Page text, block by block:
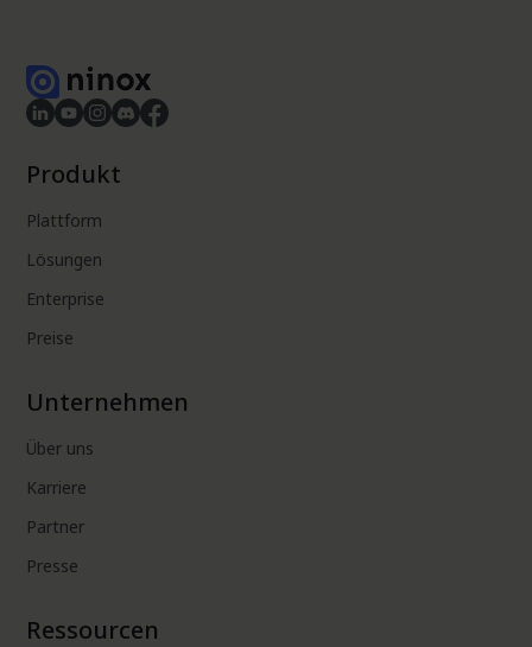
Produkt
Plattform
Lösungen
Enterprise
Preise
Unternehmen
Über uns
Karriere
Partner
Presse
Ressourcen